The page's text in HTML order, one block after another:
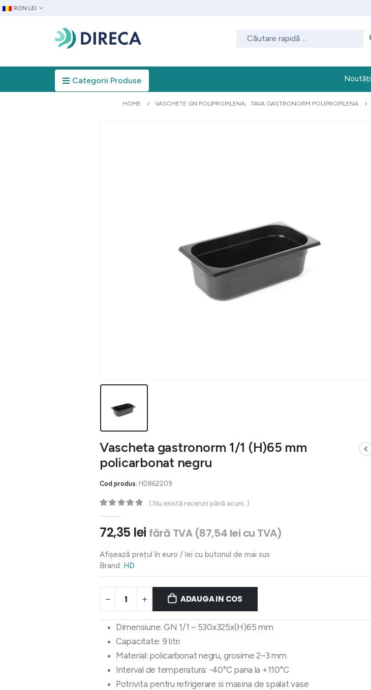
RON LEI
Categorii Produse Noutăți
HOME VASCHETE GN POLIPROPILENA, TAVA GASTRONORM POLIPROPILENA
Vascheta gastronorm 1/1 (H)65 mm
policarbonat negru
Cod produs: HD862209
( Nu există recenzii până acum. )
72,35 lei fără TVA (87,54 lei cu TVA)
Afișează prețul în euro / lei cu butonul de mai sus
Brand: HD
ADAUGA IN COS
Dimensiune: GN 1/1 – 530x325x(H)65 mm
Capacitate: 9 litri
Material: policarbonat negru, grosime 2–3 mm
Interval de temperatura: -40°C pana la +110°C
Potrivita pentru refrigerare si masina de spalat vase